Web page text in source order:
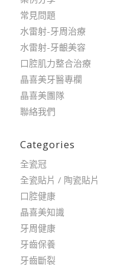
常見問題
水雷射-牙周治療
水雷射-牙齦美容
口腔肌力整合治療
晶喜美牙醫專欄
晶喜美團隊
聯絡我們
Categories
全瓷冠
全瓷貼片 / 陶瓷貼片
口腔健康
晶喜美知識
牙周健康
牙齒保養
牙齒斷裂